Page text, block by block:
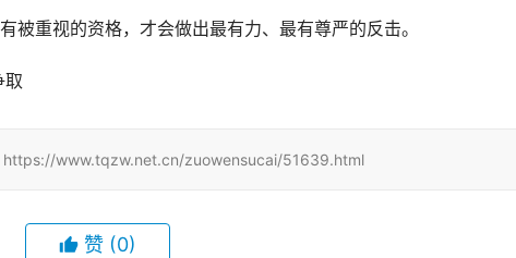
被重视的资格，才会做出最有力、最有尊严的反击。
取
https://www.tqzw.net.cn/zuowensucai/51639.html
赞 (0)